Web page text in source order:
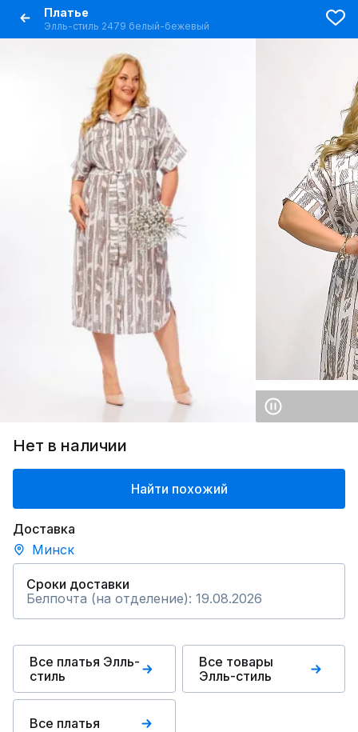
Платье
Элль-стиль 2479 белый-бежевый
Нет в наличии
Найти похожий
Доставка
Минск
Сроки доставки
Белпочта (на отделение): 19.08.2026
Все платья Элль-
стиль
Все товары
Элль-стиль
Все платья